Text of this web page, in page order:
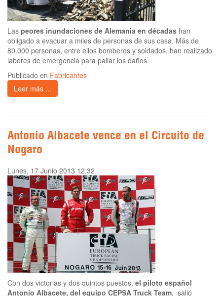
Las peores inundaciones de Alemania en décadas han
obligado a evacuar a miles de personas de sus casa. Más de
80.000 personas, entre ellos bomberos y soldados, han realizado
labores de emergencia para paliar los daños.
Publicado en Fabricantes
Leer más ...
Antonio Albacete vence en el Circuito de
Nogaro
Lunes, 17 Junio 2013 12:32
Con dos victorias y dos quintos puestos, el piloto español
Antonio Albacete, del equipo CEPSA Truck Team, salió